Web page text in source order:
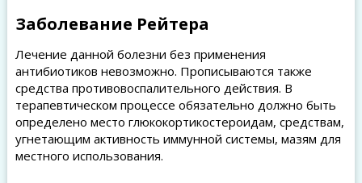
Заболевание Рейтера
Лечение данной болезни без применения
антибиотиков невозможно. Прописываются также
средства противовоспалительного действия. В
терапевтическом процессе обязательно должно быть
определено место глюкокортикостероидам, средствам,
угнетающим активность иммунной системы, мазям для
местного использования.